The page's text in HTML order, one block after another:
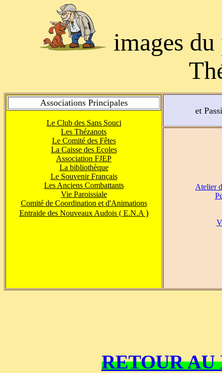
images du
Associations Principales
Le Club des Sans Souci
Les Thézanots
Le Comité des Fêtes
La Caisse des Ecoles
Association FJEP
La bibliothèque
Le Souvenir Français
Les Anciens Combattants
Vie Paroissiale
Comité de Coordination et d'Animations
Entraide des Nouveaux Audois ( E.N.A )
et
Atelier
RETOUR